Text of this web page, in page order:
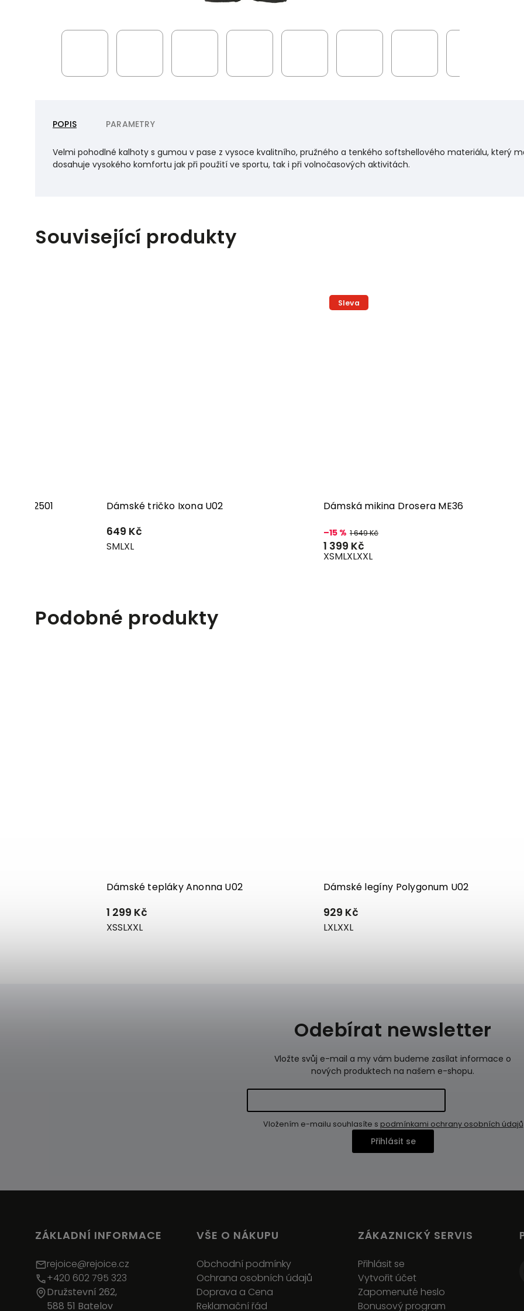
POPIS PARAMETRY
Velmi pohodlné kalhoty s gumou v pase z vysoce kvalitního, pružného a tenkého softshellového materiálu, který
dosahuje vysokého komfortu jak při použití ve sportu, tak i při volnočasových aktivitách.
Související produkty
2501 Dámské tričko Ixona U02
649 Kč
SMLXL
Sleva
Dámská mikina Drosera ME36
–15 % 1 649 Kč
1 399 Kč
XSMLXLXXL
Podobné produkty
Dámské tepláky Anonna U02
1 299 Kč
XSSLXXL
Dámské legíny Polygonum U02
929 Kč
LXLXXL
Odebírat newsletter
Vložte svůj e-mail a my vám budeme zasílat informace o
nových produktech na našem e-shopu.
Vložením e-mailu souhlasíte s podmínkami ochrany osobních údajů
Přihlásit se
ZÁKLADNÍ INFORMACE
rejoice@rejoice.cz
+420 602 795 323
Družstevní 262,
588 51 Batelov
VŠE O NÁKUPU
Obchodní podmínky
Ochrana osobních údajů
Doprava a Cena
Reklamační řád
ZÁKAZNICKÝ SERVIS
Přihlásit se
Vytvořit účet
Zapomenuté heslo
Bonusový program